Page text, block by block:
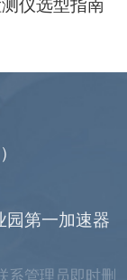
园第一加速器
系管理员即时删